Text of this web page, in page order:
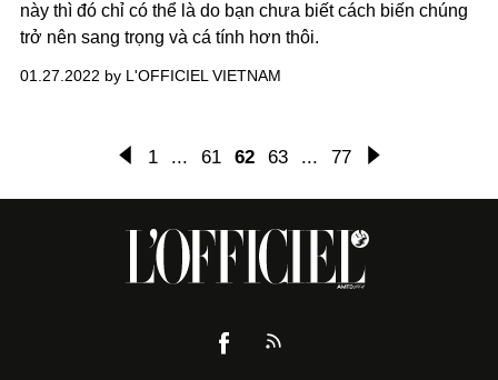
này thì đó chỉ có thể là do bạn chưa biết cách biến chúng
trở nên sang trọng và cá tính hơn thôi.
01.27.2022 by L'OFFICIEL VIETNAM
1 ... 61 62 63 ... 77